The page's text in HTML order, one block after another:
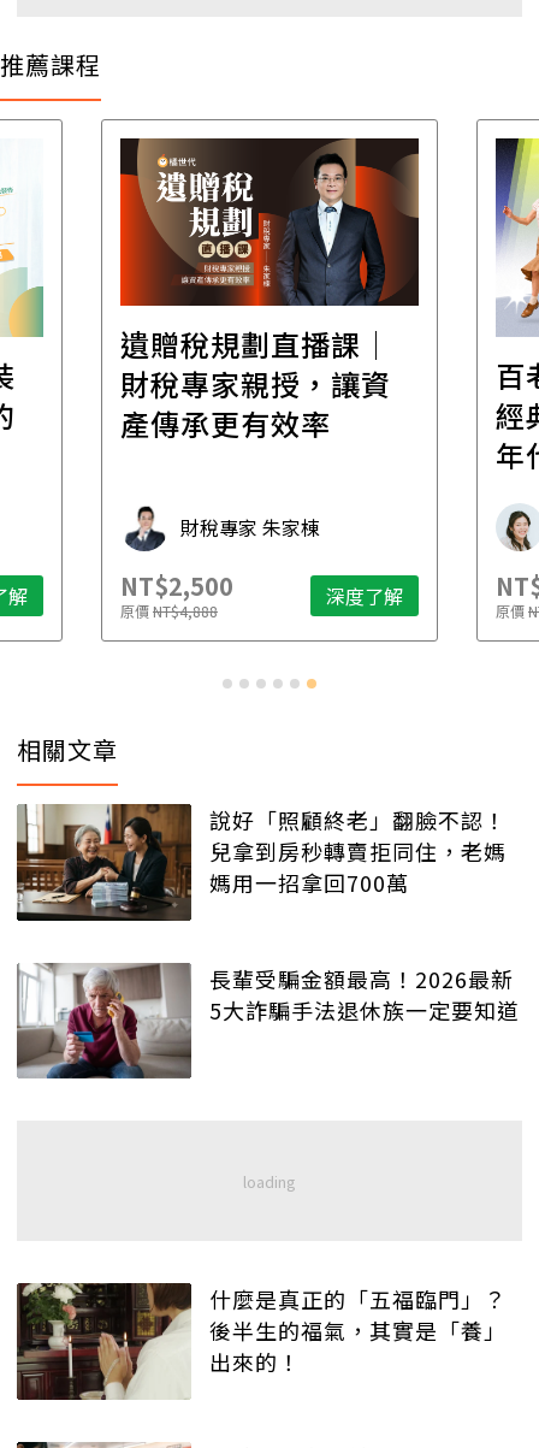
推薦課程
解
遺贈稅規劃直播課│
財稅專家親授，讓資
產傳承更有效率
財稅專家 朱家棟
NT$2,500
原價NT$4,888 深度了解
百
經
年
原價
相關文章
說好「照顧終老」翻臉不認！
兒拿到房秒轉賣拒同住，老媽
媽用一招拿回700萬
長輩受騙金額最高！2026最新
5大詐騙手法退休族一定要知道
什麼是真正的「五福臨門」？
後半生的福氣，其實是「養」
出來的！